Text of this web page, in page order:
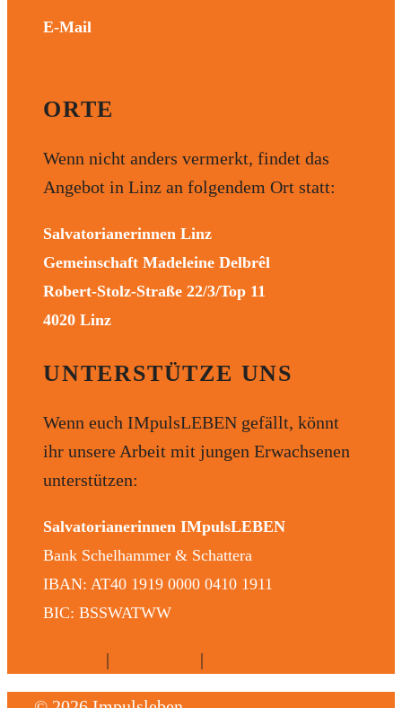
E-Mail
ORTE
Wenn nicht anders vermerkt, findet das
Angebot in Linz an folgendem Ort statt:
Salvatorianerinnen Linz
Gemeinschaft Madeleine Delbrêl
Robert-Stolz-Straße 22/3/Top 11
4020 Linz
UNTERSTÜTZE UNS
Wenn euch IMpulsLEBEN gefällt, könnt
ihr unsere Arbeit mit jungen Erwachsenen
unterstützen:
Salvatorianerinnen IMpulsLEBEN
Bank Schelhammer & Schattera
IBAN: AT40 1919 0000 0410 1911
BIC: BSSWATWW
| |